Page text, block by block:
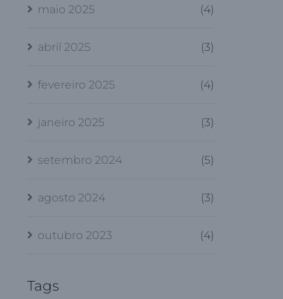
maio 2025 (4)
abril 2025 (3)
fevereiro 2025 (4)
janeiro 2025 (3)
setembro 2024 (5)
agosto 2024 (3)
outubro 2023 (4)
Tags